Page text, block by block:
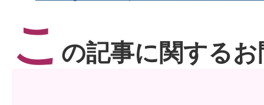
こ の記事に関する